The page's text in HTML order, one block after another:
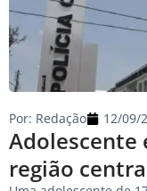
Adolescente
região
Por: Redação 12/09/